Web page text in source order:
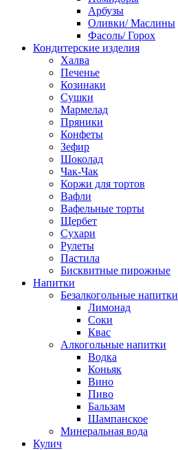
Арбузы
Оливки/ Маслины
Фасоль/ Горох
Кондитерские изделия
Халва
Печенье
Козинаки
Сушки
Мармелад
Пряники
Конфеты
Зефир
Шоколад
Чак-Чак
Коржи для тортов
Вафли
Вафельные торты
Щербет
Сухари
Рулеты
Пастила
Бисквитные пирожные
Напитки
Безалкогольные напитки
Лимонад
Соки
Квас
Алкогольные напитки
Водка
Коньяк
Вино
Пиво
Бальзам
Шампанское
Минеральная вода
Кулич